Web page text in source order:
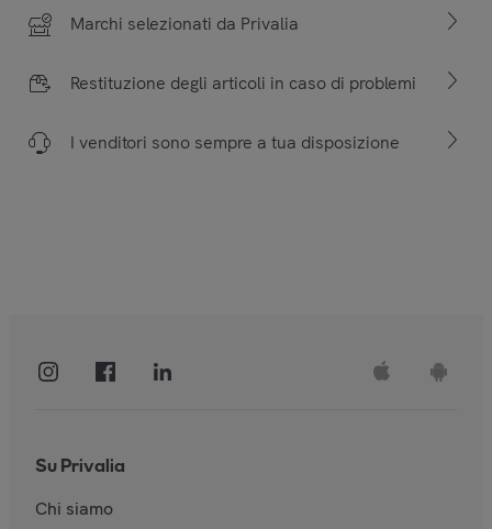
Marchi selezionati da Privalia
Restituzione degli articoli in caso di problemi
I venditori sono sempre a tua disposizione
Su Privalia
Chi siamo